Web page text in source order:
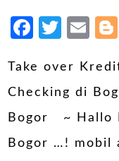
Take over
Checking di
Bogor ~ Hallo
Bogor …! mobil